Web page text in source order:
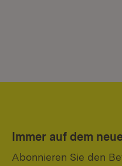
Immer auf dem
Abonnieren Sie den